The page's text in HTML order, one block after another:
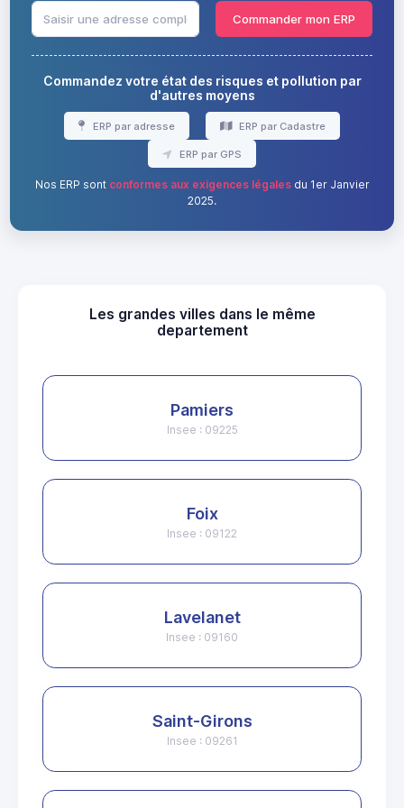
Commander mon ERP
Commandez votre état des risques et pollution par
d'autres moyens
ERP par adresse ERP par Cadastre
ERP par GPS
Nos ERP sont conformes aux exigences légalesdu 1er Janvier
2025.
Les grandes villes dans le même
departement
Pamiers
Insee : 09225
Foix
Insee : 09122
Lavelanet
Insee : 09160
Saint-Girons
Insee : 09261